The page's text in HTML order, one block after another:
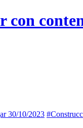
con
30/10/2023